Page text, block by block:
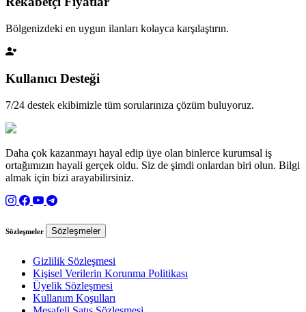
Bölgenizdeki en uygun ilanları kolayca karşılaştırın.
Kullanıcı Desteği
7/24 destek ekibimizle tüm sorularınıza çözüm buluyoruz.
Daha çok kazanmayı hayal edip üye olan binlerce kurumsal iş
ortağımızın hayali gerçek oldu. Siz de şimdi onlardan biri olun. Bilgi
almak için bizi arayabilirsiniz.
Sözleşmeler Sözleşmeler
Gizlilik Sözleşmesi
Kişisel Verilerin Korunma Politikası
Üyelik Sözleşmesi
Kullanım Koşulları